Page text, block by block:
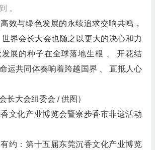
。
效与绿色发展的永续追求交响共鸣，
界会长大会也随之以更大的决心和力
展的种子在全球落地生根 、 开花结
运共同体奏响着跨越国界 、 直抵人心
长大会组委会 / 供图）
文化产业博览会暨寮步香市非遗活动
约：第十五届东莞沉香文化产业博览